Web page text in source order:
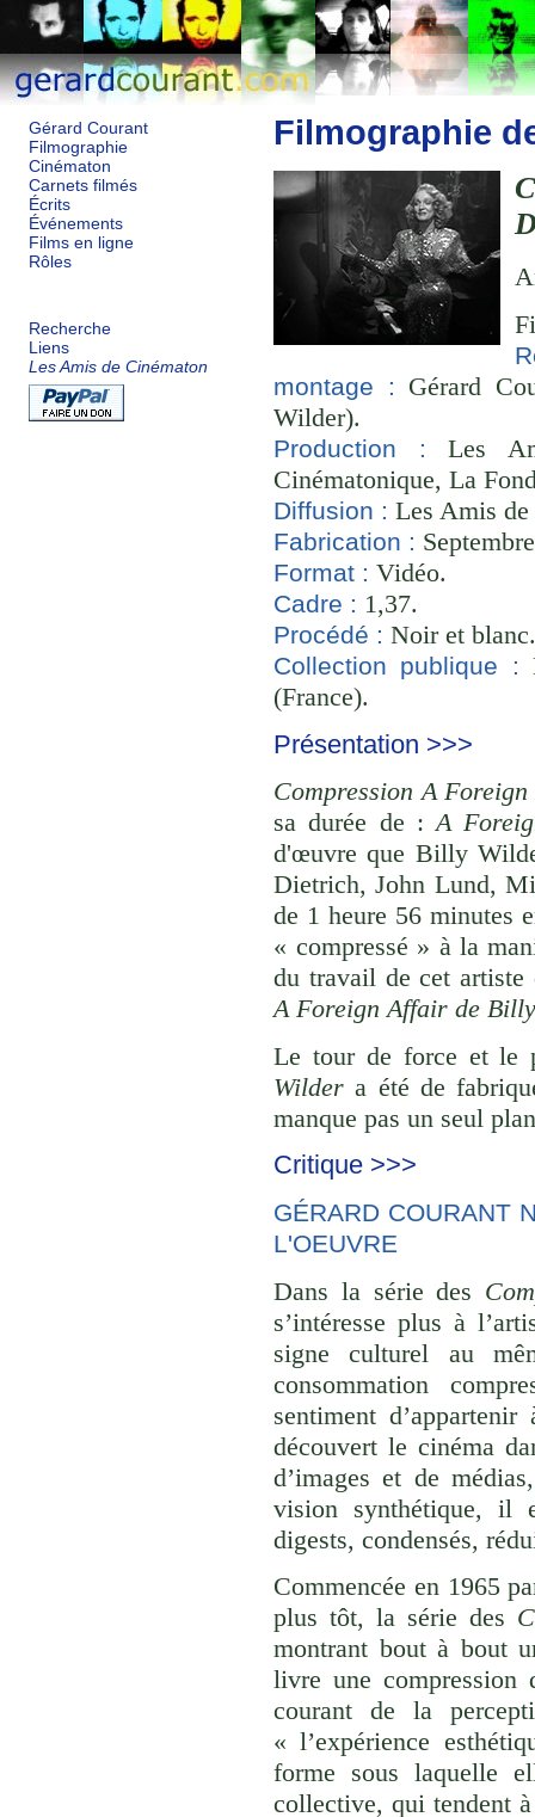
Gérard Courant
Filmographie
Cinématon
Carnets filmés
Écrits
Événements
Films en ligne
Rôles
Recherche
Liens
Les Amis de Cinématon
Filmographie
montage :
Gérard
Wilder).
Production :
Les
Cinématonique, La
Diffusion : Les Amis
Fabrication :
Format : Vidéo.
Cadre : 1,37.
Procédé : Noir et
Collection publique :
(France).
Présentation >>>
Compression A
sa durée de :A
d'œuvre que Billy
Dietrich, John Lund,
de 1 heure 56 minutes
« compressé » à la
du travail de cet
A Foreign Affair de
Le tour de force et le
Wilder a été de
manque pas un seul
Critique >>>
GÉRARD COURANT
L'OEUVRE
Dans la série des
s’intéresse plus à
signe culturel au
consommation
sentiment
découvert le cinéma
d’images et de
vision synthétique, il
digests, condensés,
Commencée en 1965
plus tôt, la série des
montrant bout à bout
livre une compression
courant de la
« l’expérience
forme sous laquelle
collective, qui tendent